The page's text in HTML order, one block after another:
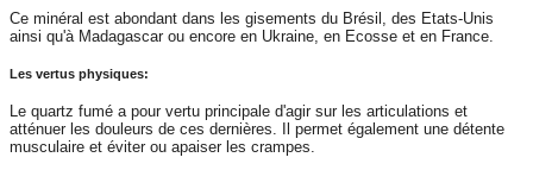
Ce minéral est abondant dans les gisements du Brésil, des Etats-Unis
ainsi qu'à Madagascar ou encore en Ukraine, en Ecosse et en France.
Les vertus physiques:
Le quartz fumé a pour vertu principale d'agir sur les articulations et
atténuer les douleurs de ces dernières. Il permet également une détente
musculaire et éviter ou apaiser les crampes.